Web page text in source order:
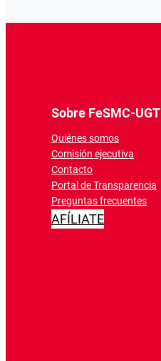
Sobre FeSMC-UGT
Quiénes somos
Comisión ejecutiva
Contacto
Portal de Transparencia
Preguntas frecuentes
AFÍLIATE